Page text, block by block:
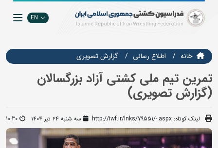
EN
خانه اطلاع رسانی گزارش تصويري
تمرین تیم ملی کشتی آزاد بزرگسالان
(گزارش تصویری)
لینک کوتاه: http://iwf.ir/lnks/79551/-.aspx سه شنبه ۲۴ تیر ۱۴۰۴ 10:30